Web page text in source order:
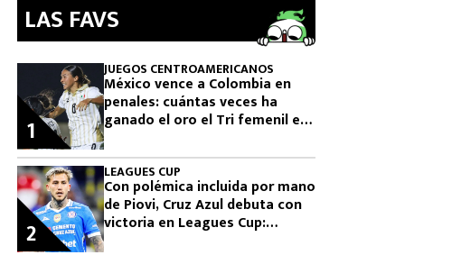
LAS FAVS
JUEGOS CENTROAMERICANOS
México vence a Colombia en
penales: cuántas veces ha
ganado el oro el Tri femenil en
1
LEAGUES CUP
Con polémica incluida por mano
de Piovi, Cruz Azul debuta con
victoria en Leagues Cup:
2